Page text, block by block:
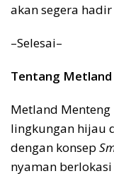
akan segera
–Selesai–
Tentang
Metland
lingkungan hijau
dengan konsep
nyaman